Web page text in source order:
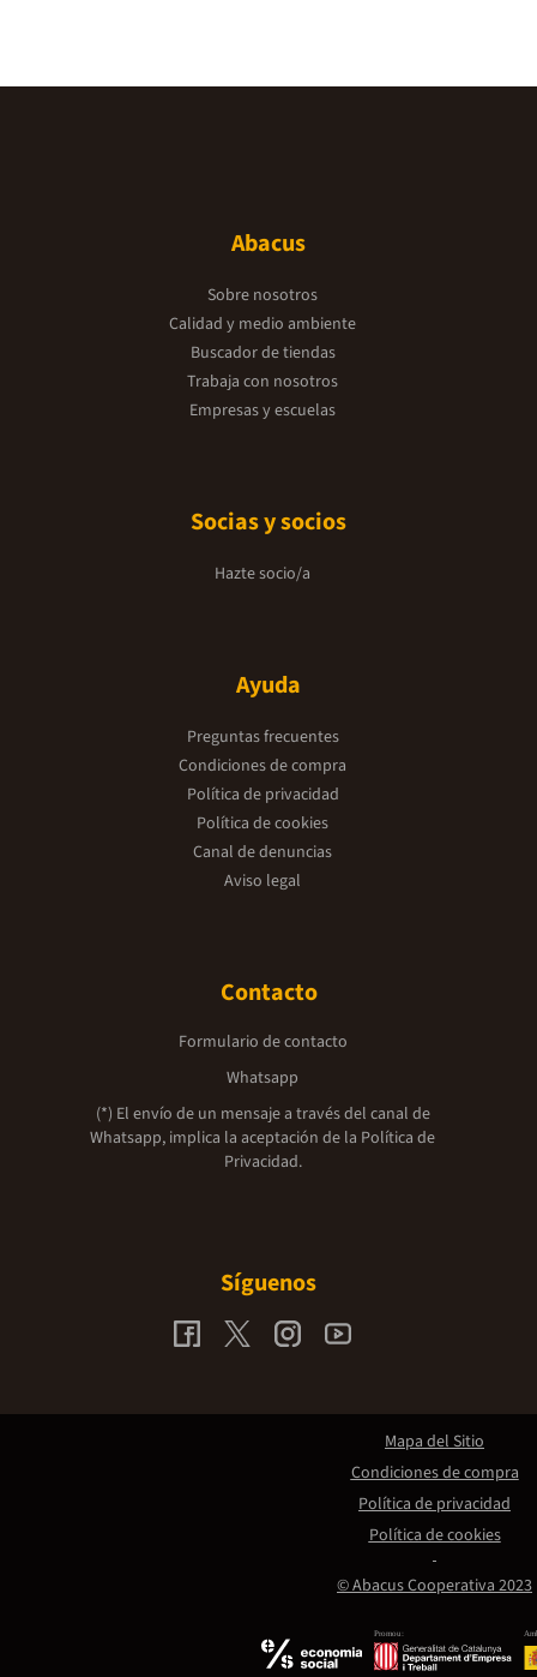
Abacus
Sobre nosotros
Calidad y medio ambiente
Buscador de tiendas
Trabaja con nosotros
Empresas y escuelas
Socias y socios
Hazte socio/a
Ayuda
Preguntas frecuentes
Condiciones de compra
Política de privacidad
Política de cookies
Canal de denuncias
Aviso legal
Contacto
Formulario de contacto
Whatsapp
(*) El envío de un mensaje a través del canal de
Whatsapp, implica la aceptación de la Política de
Privacidad.
Síguenos
Promou:
© Abacus Cooperativa 2023
Mapa del Sitio
Condiciones de compra
Política de privacidad
Política de cookies